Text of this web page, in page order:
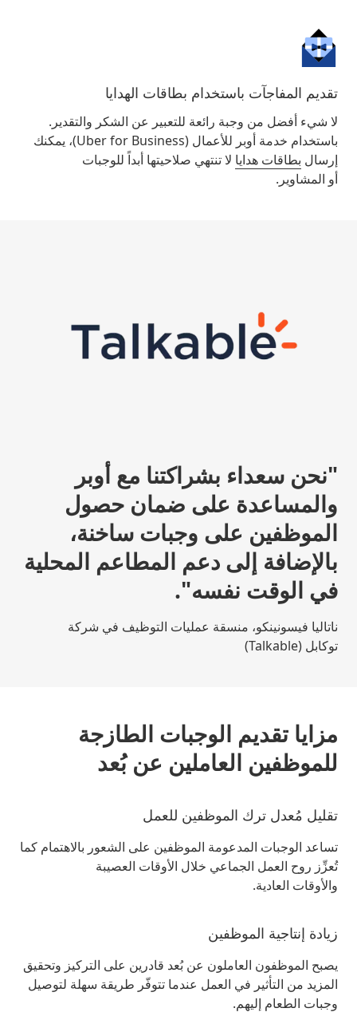
تقديم المفاجآت باستخدام بطاقات الهدايا
لا شيء أفضل من وجبة رائعة للتعبير عن الشكر والتقدير.
باستخدام خدمة أوبر للأعمال (Uber for Business)، يمكنك
إرسال بطاقات هدايا لا تنتهي صلاحيتها أبداً للوجبات
أو المشاوير.
"نحن سعداء بشراكتنا مع أوبر
والمساعدة على ضمان حصول
الموظفين على وجبات ساخنة،
بالإضافة إلى دعم المطاعم المحلية
في الوقت نفسه".
ناتاليا فيسونينكو، منسقة عمليات التوظيف في شركة
توكابل (Talkable)
مزايا تقديم الوجبات الطازجة
للموظفين العاملين عن بُعد
تقليل مُعدل ترك الموظفين للعمل
تساعد الوجبات المدعومة الموظفين على الشعور بالاهتمام كما
تُعزِّز روح العمل الجماعي خلال الأوقات العصيبة
والأوقات العادية.
زيادة إنتاجية الموظفين
يصبح الموظفون العاملون عن بُعد قادرين على التركيز وتحقيق
المزيد من التأثير في العمل عندما تتوفّر طريقة سهلة لتوصيل
وجبات الطعام إليهم.